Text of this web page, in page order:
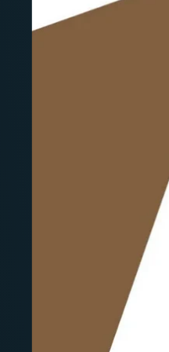
Österreich
Nicht-EU:
Lieferungen in